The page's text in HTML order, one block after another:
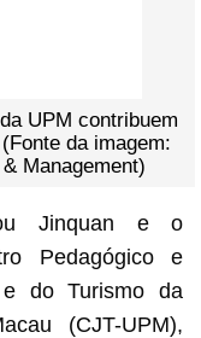
UPM contribuem
da imagem:
Management)
Jinquan e o
Pedagógico e
do Turismo da
(CJT-UPM),